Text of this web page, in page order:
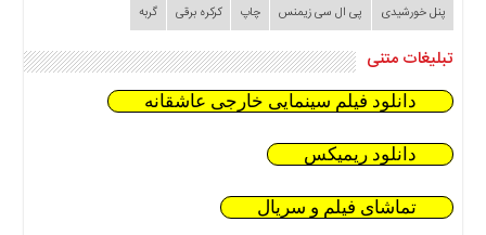
پنل خورشیدی
پی ال سی زیمنس چاپ کرکره برقی گربه
تبلیغات متنی
دانلود فیلم سینمایی خارجی عاشقانه
دانلود ریمیکس
تماشای فیلم و سریال